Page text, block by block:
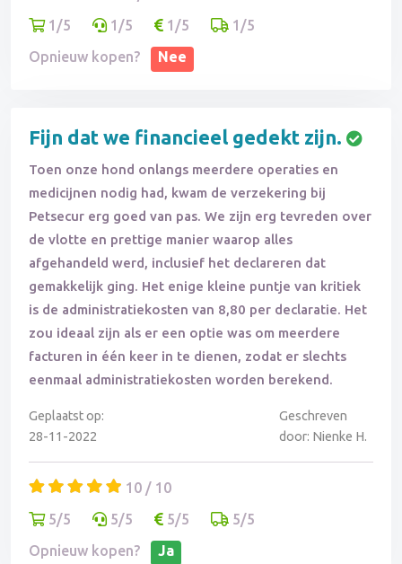
1/5
1/5 1/5
1/5
Opnieuw kopen?
Nee
Fijn dat we financieel gedekt zijn.
Toen onze hond onlangs meerdere operaties en
medicijnen nodig had, kwam de verzekering bij
Petsecur erg goed van pas. We zijn erg tevreden over
de vlotte en prettige manier waarop alles
afgehandeld werd, inclusief het declareren dat
gemakkelijk ging. Het enige kleine puntje van kritiek
is de administratiekosten van 8,80 per declaratie. Het
zou ideaal zijn als er een optie was om meerdere
facturen in één keer in te dienen, zodat er slechts
eenmaal administratiekosten worden berekend.
Geplaatst op:
28-11-2022
Geschreven
door: Nienke H.
10 / 10
5/5
5/5 5/5
5/5
Opnieuw kopen?
Ja